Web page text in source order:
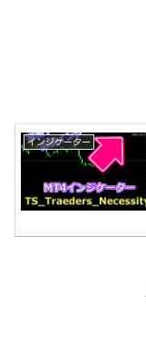
インジケーター